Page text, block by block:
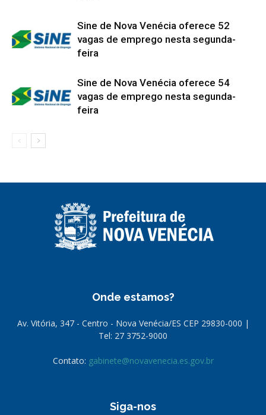
Sine de Nova Venécia oferece 52
vagas de emprego nesta segunda-
feira
Sine de Nova Venécia oferece 54
vagas de emprego nesta segunda-
feira
Onde estamos?
Av. Vitória, 347 - Centro - Nova Venécia/ES CEP 29830-000 |
Tel: 27 3752-9000
Contato: gabinete@novavenecia.es.gov.br
Siga-nos